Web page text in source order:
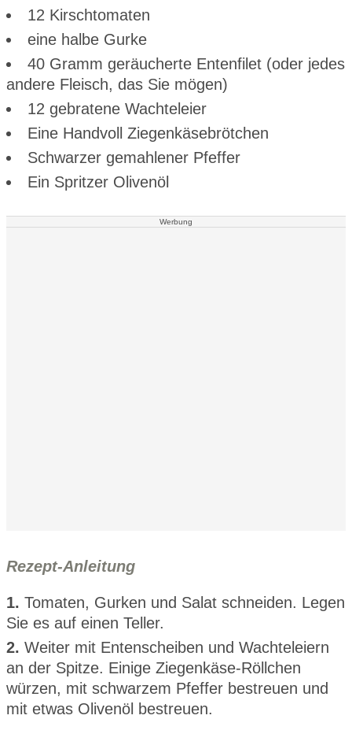
12 Kirschtomaten
eine halbe Gurke
40 Gramm geräucherte Entenfilet (oder jedes
andere Fleisch, das Sie mögen)
12 gebratene Wachteleier
Eine Handvoll Ziegenkäsebrötchen
Schwarzer gemahlener Pfeffer
Ein Spritzer Olivenöl
Werbung
Rezept-Anleitung
1. Tomaten, Gurken und Salat schneiden. Legen
Sie es auf einen Teller.
2. Weiter mit Entenscheiben und Wachteleiern
an der Spitze. Einige Ziegenkäse-Röllchen
würzen, mit schwarzem Pfeffer bestreuen und
mit etwas Olivenöl bestreuen.